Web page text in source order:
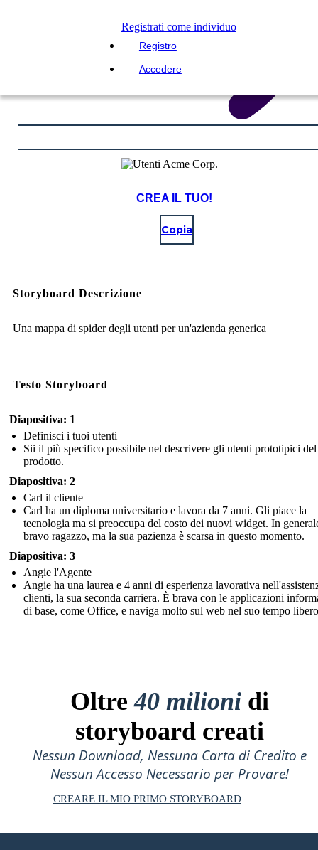
Registrati come individuo
Registro
Accedere
CREA IL TUO!
Copia
Storyboard Descrizione
Una mappa di spider degli utenti per un'azienda generica
Testo Storyboard
Diapositiva: 1
Definisci i tuoi utenti
Sii il più specifico possibile nel descrivere gli utenti prototipici
prodotto.
Diapositiva: 2
Carl il cliente
Carl ha un diploma universitario e lavora da 7 anni. Gli piace la
tecnologia ma si preoccupa del costo dei nuovi widget. In
bravo ragazzo, ma la sua pazienza è scarsa in questo momento.
Diapositiva: 3
Angie l'Agente
Angie ha una laurea e 4 anni di esperienza lavorativa
clienti, la sua seconda carriera. È brava con le applicazioni
di base, come Office, e naviga molto sul web nel suo tempo
Oltre40 milioni di
storyboard creati
Nessun Download, Nessuna Carta di Credito e
Nessun Accesso Necessario per Provare!
CREARE IL MIO PRIMO STORYBOARD